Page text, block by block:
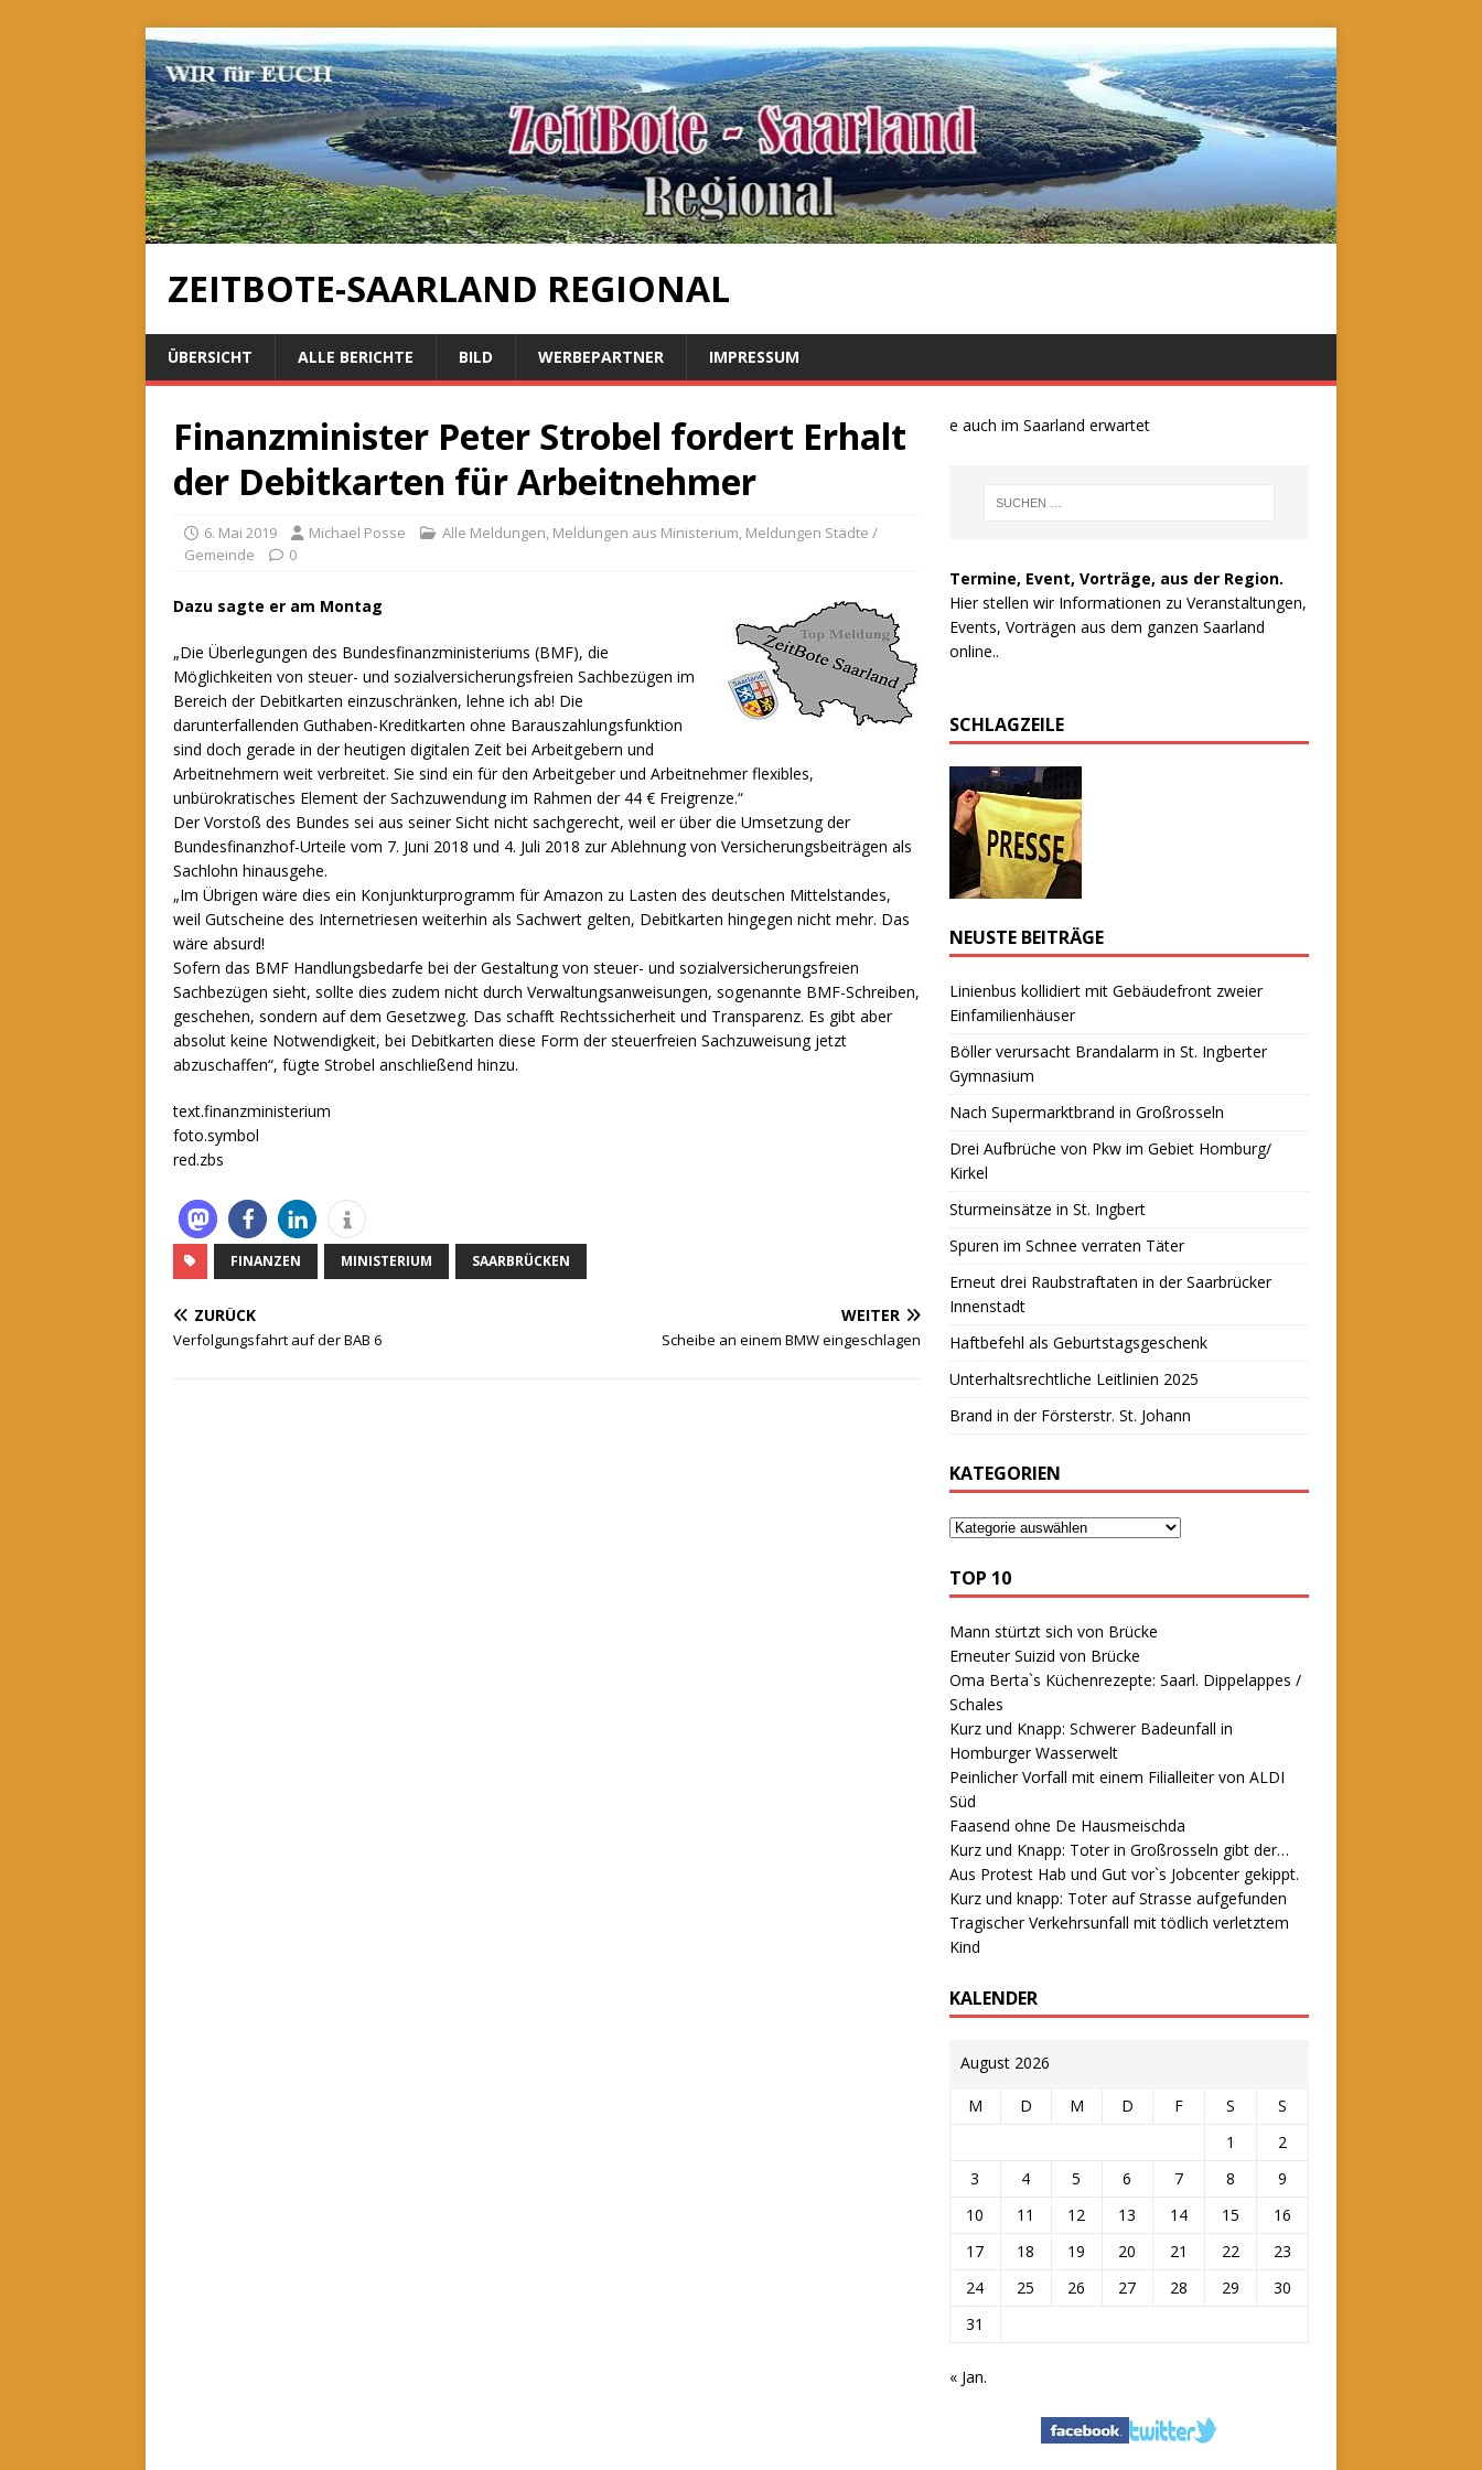
ZEITBOTE-SAARLAND REGIONAL
ÜBERSICHT ALLE BERICHTE BILD WERBEPARTNER IMPRESSUM
Finanzminister Peter Strobel fordert Erhalt
der Debitkarten für Arbeitnehmer
6. Mai 2019 Michael Posse Alle Meldungen, Meldungen aus Ministerium, Meldungen Städte /
Gemeinde
0
Dazu sagte er am Montag
„Die Überlegungen des Bundesfinanzministeriums (BMF), die
Möglichkeiten von steuer- und sozialversicherungsfreien Sachbezügen im
Bereich der Debitkarten einzuschränken, lehne ich ab! Die
darunterfallenden Guthaben-Kreditkarten ohne Barauszahlungsfunktion
sind doch gerade in der heutigen digitalen Zeit bei Arbeitgebern und
Arbeitnehmern weit verbreitet. Sie sind ein für den Arbeitgeber und Arbeitnehmer flexibles,
unbürokratisches Element der Sachzuwendung im Rahmen der 44 € Freigrenze.“
Der Vorstoß des Bundes sei aus seiner Sicht nicht sachgerecht, weil er über die Umsetzung der
Bundesfinanzhof-Urteile vom 7. Juni 2018 und 4. Juli 2018 zur Ablehnung von Versicherungsbeiträgen als
Sachlohn hinausgehe.
„Im Übrigen wäre dies ein Konjunkturprogramm für Amazon zu Lasten des deutschen Mittelstandes,
weil Gutscheine des Internetriesen weiterhin als Sachwert gelten, Debitkarten hingegen nicht mehr. Das
wäre absurd!
Sofern das BMF Handlungsbedarfe bei der Gestaltung von steuer- und sozialversicherungsfreien
Sachbezügen sieht, sollte dies zudem nicht durch Verwaltungsanweisungen, sogenannte BMF-Schreiben,
geschehen, sondern auf dem Gesetzweg. Das schafft Rechtssicherheit und Transparenz. Es gibt aber
absolut keine Notwendigkeit, bei Debitkarten diese Form der steuerfreien Sachzuweisung jetzt
abzuschaffen“, fügte Strobel anschließend hinzu.
text.finanzministerium
foto.symbol
red.zbs
FINANZEN MINISTERIUM SAARBRÜCKEN
ZURÜCK
Verfolgungsfahrt auf der BAB 6
WEITER
Scheibe an einem BMW eingeschlagen
Bauernproteste auch im Saarland erwartet
Termine, Event, Vorträge, aus der Region.
Hier stellen wir Informationen zu Veranstaltungen,
Events, Vorträgen aus dem ganzen Saarland
online..
SCHLAGZEILE
NEUSTE BEITRÄGE
Linienbus kollidiert mit Gebäudefront zweier
Einfamilienhäuser
Böller verursacht Brandalarm in St. Ingberter
Gymnasium
Nach Supermarktbrand in Großrosseln
Drei Aufbrüche von Pkw im Gebiet Homburg/
Kirkel
Sturmeinsätze in St. Ingbert
Spuren im Schnee verraten Täter
Erneut drei Raubstraftaten in der Saarbrücker
Innenstadt
Haftbefehl als Geburtstagsgeschenk
Unterhaltsrechtliche Leitlinien 2025
Brand in der Försterstr. St. Johann
KATEGORIEN
TOP 10
Mann stürtzt sich von Brücke
Erneuter Suizid von Brücke
Oma Berta`s Küchenrezepte: Saarl. Dippelappes /
Schales
Kurz und Knapp: Schwerer Badeunfall in
Homburger Wasserwelt
Peinlicher Vorfall mit einem Filialleiter von ALDI
Süd
Faasend ohne De Hausmeischda
Kurz und Knapp: Toter in Großrosseln gibt der…
Aus Protest Hab und Gut vor`s Jobcenter gekippt.
Kurz und knapp: Toter auf Strasse aufgefunden
Tragischer Verkehrsunfall mit tödlich verletztem
Kind
KALENDER
August 2026
M D M D F S
S
1
2
3
4 5 6 7 8
9
10
11 12 13 14 15
16
17
18 19 20 21 22
23
24
25 26 27 28 29
30
31
« Jan.